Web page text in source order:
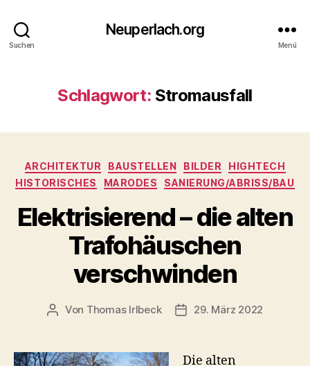
Suchen
Neuperlach.org
Menü
Schlagwort: Stromausfall
Kategorien
ARCHITEKTUR BAUSTELLEN BILDER
HIGHTECH
HISTORISCHES
MARODES SANIERUNG/ABRISS/BAU
Elektrisierend – die alten
Trafohäuschen
verschwinden
Beitragsautor
Von Thomas Irlbeck Veröffentlichungsdatum
29. März 2022
Die alten